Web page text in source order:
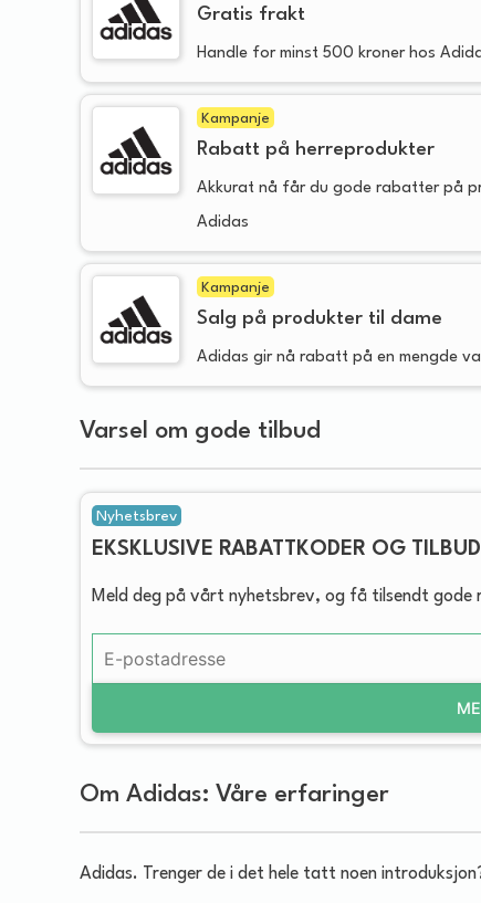
Gratis frakt
Handle for minst 500 kroner hos
Kampanje
Rabatt på herreprodukter
Akkurat nå får du gode rabatter på
Adidas
Kampanje
Salg på produkter til dame
Adidas gir nå rabatt på en mengde
Varsel om gode tilbud
Nyhetsbrev
EKSKLUSIVE RABATTKODER OG TILBUD
Meld deg på vårt nyhetsbrev, og få tilsendt
Om Adidas: Våre erfaringer
Adidas. Trenger de i det hele tatt noen